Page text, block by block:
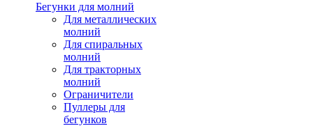
Бегунки для молний
Для металлических
молний
Для спиральных
молний
Для тракторных
молний
Ограничители
Пуллеры для
бегунков